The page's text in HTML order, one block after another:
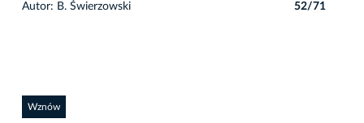
Autor: B. Świerzowski 52/71
Wznów